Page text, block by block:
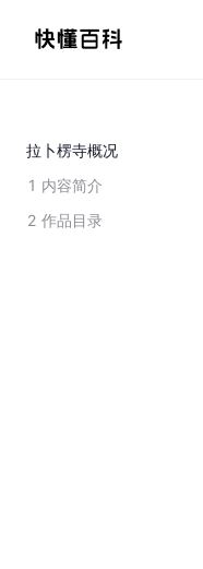
拉卜楞寺概况
1 内容简介
2 作品目录